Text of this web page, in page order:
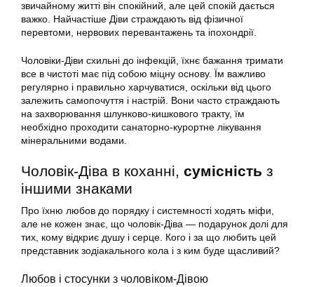
звичайному житті він спокійний, але цей спокій дається
важко. Найчастіше Діви страждають від фізичної
перевтоми, нервових перевантажень та іпохондрії.
Чоловіки-Діви схильні до інфекцій, їхнє бажання тримати
все в чистоті має під собою міцну основу. Їм важливо
регулярно і правильно харчуватися, оскільки від цього
залежить самопочуття і настрій. Вони часто страждають
на захворювання шлунково-кишкового тракту, їм
необхідно проходити санаторно-курортне лікування
мінеральними водами.
Чоловік-Діва в коханні, сумісність з
іншими знаками
Про їхню любов до порядку і системності ходять міфи,
але не кожен знає, що чоловік-Діва — подарунок долі для
тих, кому відкриє душу і серце. Кого і за що любить цей
представник зодіакального кола і з ким буде щасливий?
Любов і стосунки з чоловіком-Дівою